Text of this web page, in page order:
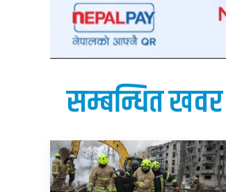
सम्बन्धित खवर